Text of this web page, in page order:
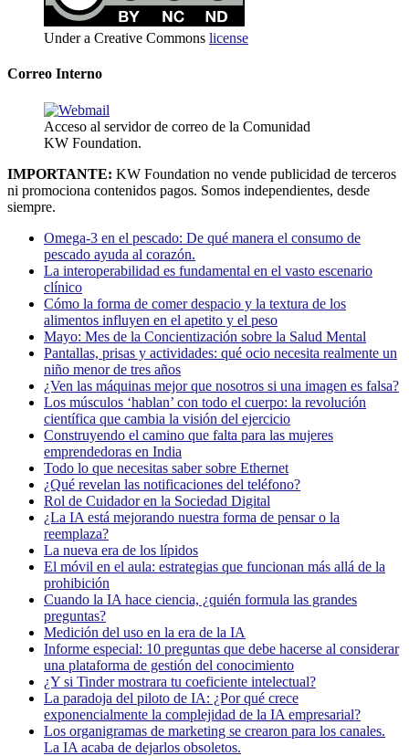
Under a Creative Commons license
Correo Interno
Acceso al servidor de correo de la Comunidad
KW Foundation.
IMPORTANTE: KW Foundation no vende publicidad de terceros
ni promociona contenidos pagos. Somos independientes, desde
siempre.
Omega-3 en el pescado: De qué manera el consumo de
pescado ayuda al corazón.
La interoperabilidad es fundamental en el vasto escenario
clínico
Cómo la forma de comer despacio y la textura de los
alimentos influyen en el apetito y el peso
Mayo: Mes de la Concientización sobre la Salud Mental
Pantallas, prisas y actividades: qué ocio necesita realmente un
niño menor de tres años
¿Ven las máquinas mejor que nosotros si una imagen es falsa?
Los músculos ‘hablan’ con todo el cuerpo: la revolución
científica que cambia la visión del ejercicio
Construyendo el camino que falta para las mujeres
emprendedoras en India
Todo lo que necesitas saber sobre Ethernet
¿Qué revelan las notificaciones del teléfono?
Rol de Cuidador en la Sociedad Digital
¿La IA está mejorando nuestra forma de pensar o la
reemplaza?
La nueva era de los lípidos
El móvil en el aula: estrategias que funcionan más allá de la
prohibición
Cuando la IA hace ciencia, ¿quién formula las grandes
preguntas?
Medición del uso en la era de la IA
Informe especial: 10 preguntas que debe hacerse al considerar
una plataforma de gestión del conocimiento
¿Y si Tinder mostrara tu coeficiente intelectual?
La paradoja del piloto de IA: ¿Por qué crece
exponencialmente la complejidad de la IA empresarial?
Los organigramas de marketing se crearon para los canales.
La IA acaba de dejarlos obsoletos.